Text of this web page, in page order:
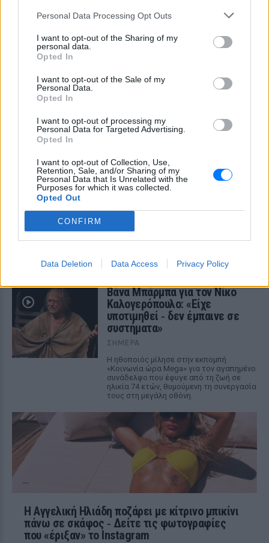
Personal Data Processing Opt Outs
I want to opt-out of the Sharing of my
personal data.
Opted In
I want to opt-out of the Sale of my
Personal Data.
Opted In
I want to opt-out of processing my
Personal Data for Targeted Advertising.
Opted In
I want to opt-out of Collection, Use,
Retention, Sale, and/or Sharing of my
Personal Data that Is Unrelated with the
Purposes for which it was collected.
Opted Out
CONFIRM
Data Deletion Data Access Privacy Policy
ΣΤΗΝ ΙΔΙΑ ΚΑΤΗΓΟΡΙΑ
νέο trailer του ΑΝΤ1 που μας
Το διεθνώς γνωστό ριάλιτι ανακαίνισης
έρχεται στον ΑΝΤ1 από το φθινόπωρο,
Κιμ Καρντάσιαν και Λιούις
Χάμιλτον: Τα νέα κοινά
στο Instagram
Η διάσημη τηλεπερσόνα δημοσίευσε
αγκαλιές μαζί με τον επτά φορές
παγκόσμιο πρωταθλητή της Formula 1
Βάνα Μπάρμπα για τον Νίκο
Καλογερόπουλο: «Είχε
υποτιμηθεί ‑ δεν έμπαινε σε
συστήματα»
ΣΉΜΕΡΑ
Η ηθοποιός μίλησε στην εκπομπή
«Κοινωνία ώρα Mega» για τον αγαπημένο
συνάδελφο που έφυγε από τη ζωή σε
ηλικία 74 ετών, θυμούμενη τη συνεργασία
τους στη μεγάλη οθόνη.
Η Αγγελική Ηλιάδη ποζάρει με κίτρινο μπικίνι
πάνω σε σκάφος ‑ Δείτε τις φωτογραφίες
που «έριξαν» το Instagram